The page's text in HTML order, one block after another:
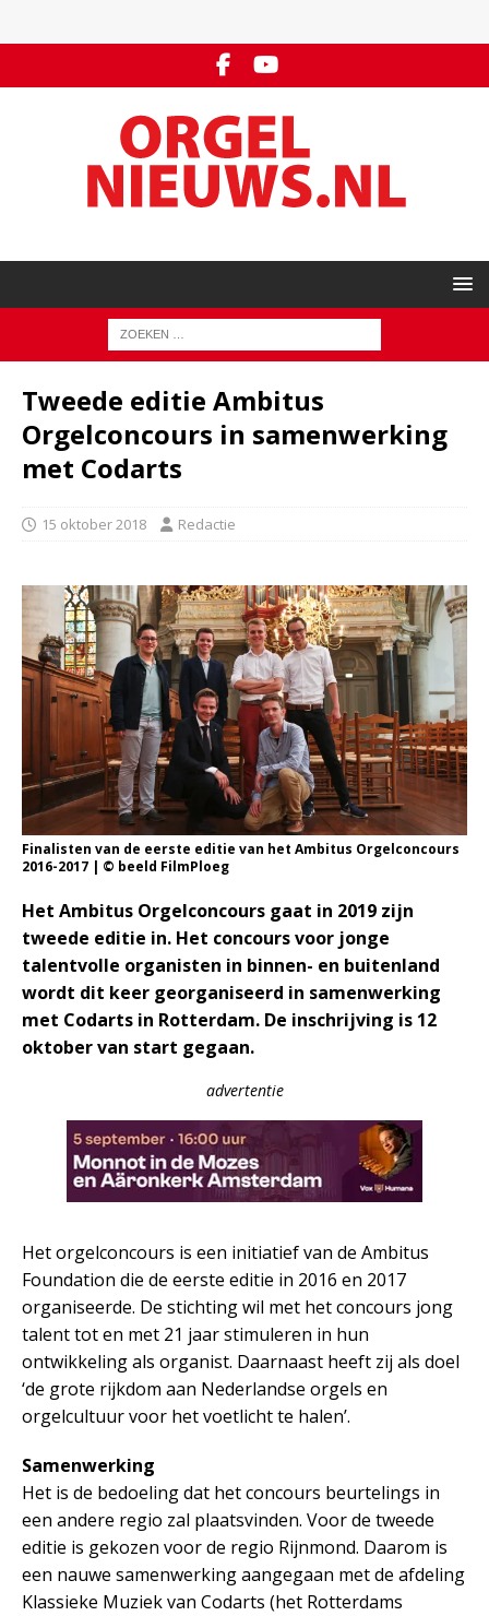
Tweede editie Ambitus
Orgelconcours in samenwerking
met Codarts
15 oktober 2018 Redactie
Finalisten van de eerste editie van het Ambitus Orgelconcours
2016-2017 | © beeld FilmPloeg
Het Ambitus Orgelconcours gaat in 2019 zijn
tweede editie in. Het concours voor jonge
talentvolle organisten in binnen- en buitenland
wordt dit keer georganiseerd in samenwerking
met Codarts in Rotterdam. De inschrijving is 12
oktober van start gegaan.
advertentie
Het orgelconcours is een initiatief van de Ambitus
Foundation die de eerste editie in 2016 en 2017
organiseerde. De stichting wil met het concours jong
talent tot en met 21 jaar stimuleren in hun
ontwikkeling als organist. Daarnaast heeft zij als doel
‘de grote rijkdom aan Nederlandse orgels en
orgelcultuur voor het voetlicht te halen’.
Samenwerking
Het is de bedoeling dat het concours beurtelings in
een andere regio zal plaatsvinden. Voor de tweede
editie is gekozen voor de regio Rijnmond. Daarom is
een nauwe samenwerking aangegaan met de afdeling
Klassieke Muziek van Codarts (het Rotterdams